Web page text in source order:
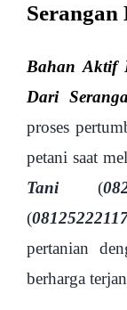
Serangan
Bahan Aktif
Dari
proses
petani saat
Tani(
(
pertanian
berharga